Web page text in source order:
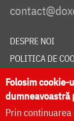
DESPRE NOI
POLITICA DE
DONEAZĂ
LIVE
Folosim
dumneavoastră
Prin